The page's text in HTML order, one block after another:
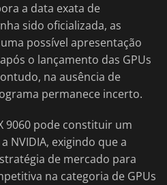
a data exata de
sido oficializada, as
possível apresentação
o lançamento das GPUs
na ausência de
permanece incerto.
9060 pode constituir um
NVIDIA, exigindo que a
de mercado para
na categoria de GPUs